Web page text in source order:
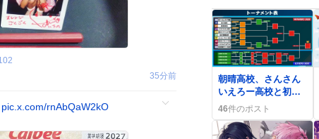
35分前
pic.x.com/rnAbQaW2kO
朝晴高校、さんさん
いえろー高校と初戦
対決が決定 ファン
ばすぎ」感で沸騰
46件のポスト